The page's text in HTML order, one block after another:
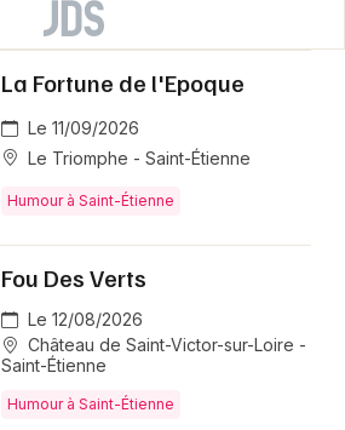
La Fortune de l'Epoque
Le 11/09/2026
Le Triomphe - Saint-Étienne
Humour à Saint-Étienne
Fou Des Verts
Le 12/08/2026
Château de Saint-Victor-sur-Loire -
Saint-Étienne
Humour à Saint-Étienne